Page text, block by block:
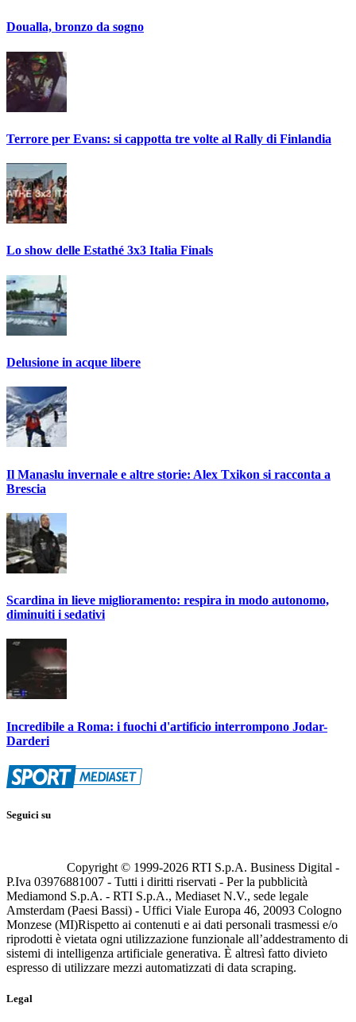
Doualla, bronzo da sogno
Terrore per Evans: si cappotta tre volte al Rally di Finlandia
Lo show delle Estathé 3x3 Italia Finals
Delusione in acque libere
Il Manaslu invernale e altre storie: Alex Txikon si racconta a
Brescia
Scardina in lieve miglioramento: respira in modo autonomo,
diminuiti i sedativi
Incredibile a Roma: i fuochi d'artificio interrompono Jodar-
Darderi
Seguici su
Copyright © 1999-2026 RTI S.p.A. Business Digital -
P.Iva 03976881007 - Tutti i diritti riservati - Per la pubblicità
Mediamond S.p.A. - RTI S.p.A., Mediaset N.V., sede legale
Amsterdam (Paesi Bassi) - Uffici Viale Europa 46, 20093 Cologno
Monzese (MI)Rispetto ai contenuti e ai dati personali trasmessi e/o
riprodotti è vietata ogni utilizzazione funzionale all’addestramento di
sistemi di intelligenza artificiale generativa. È altresì fatto divieto
espresso di utilizzare mezzi automatizzati di data scraping.
Legal